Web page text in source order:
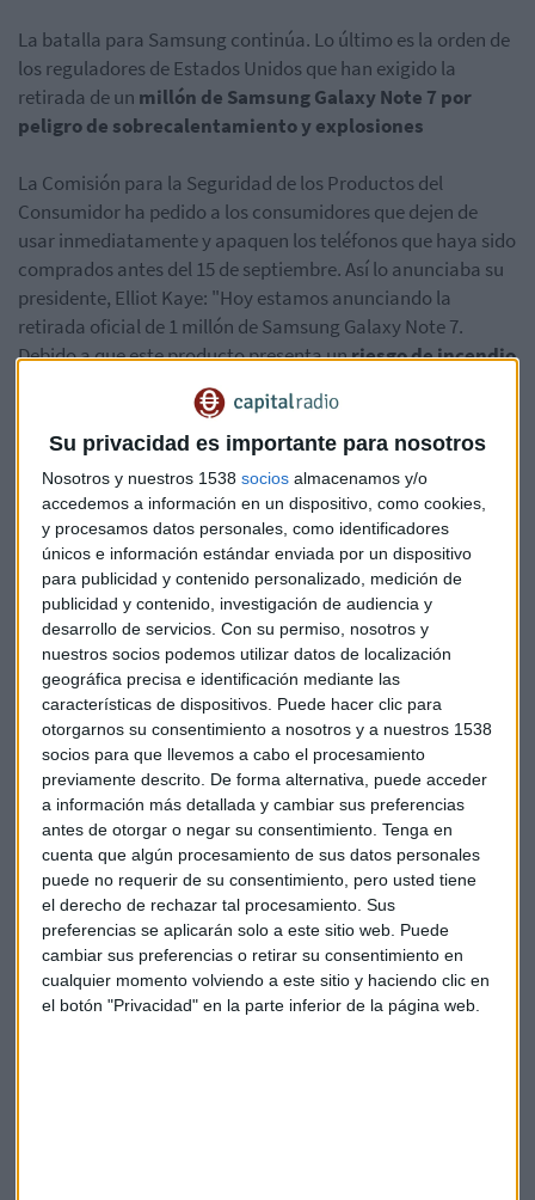
Su privacidad es importante para nosotros
Nosotros y nuestros 1538 socios almacenamos y/o
accedemos a información en un dispositivo, como cookies,
y procesamos datos personales, como identificadores
únicos e información estándar enviada por un dispositivo
para publicidad y contenido personalizado, medición de
publicidad y contenido, investigación de audiencia y
desarrollo de servicios. Con su permiso, nosotros y
nuestros socios podemos utilizar datos de localización
geográfica precisa e identificación mediante las
características de dispositivos. Puede hacer clic para
otorgarnos su consentimiento a nosotros y a nuestros 1538
socios para que llevemos a cabo el procesamiento
previamente descrito. De forma alternativa, puede acceder
a información más detallada y cambiar sus preferencias
antes de otorgar o negar su consentimiento. Tenga en
cuenta que algún procesamiento de sus datos personales
puede no requerir de su consentimiento, pero usted tiene
el derecho de rechazar tal procesamiento. Sus
preferencias se aplicarán solo a este sitio web. Puede
cambiar sus preferencias o retirar su consentimiento en
cualquier momento volviendo a este sitio y haciendo clic en
el botón "Privacidad" en la parte inferior de la página web.
La batalla para Samsung continúa. Lo último es la orden de
los reguladores de Estados Unidos que han exigido la
retirada de un millón de Samsung Galaxy Note 7 por
peligro de sobrecalentamiento y explosiones
La Comisión para la Seguridad de los Productos del
Consumidor ha pedido a los consumidores que dejen de
usar inmediatamente y apaquen los teléfonos que haya sido
comprados antes del 15 de septiembre. Así lo anunciaba su
presidente, Elliot Kaye: "Hoy estamos anunciando la
retirada oficial de 1 millón de Samsung Galaxy Note 7.
Debido a que este producto presenta unriesgo de incendio
. Insto a todos los consumidores, a todos los
consumidores a que los retiren de inmediato", ha dicho.
"El público escuchó nuestro mensaje la semana pasada:
debían apagar estos teléfonos si tenían uno. El mensaje de
hoy es llevar ese ese teléfono a su proveedor o directamente
a Samsung si es allí donde lo compró", ha afirmado.
Samsung ha recibido 92 informes de sobrecalentamiento de
baterías en Estados Unidos que incluyen 26 informes de
quemaduras y 55 de daños a la propiedad, incluidos
incendios en automóviles y un garaje.
Samsung Reguladores
Suscríbete a nuestros boletines
Te enviaremos las noticias más importantes del día